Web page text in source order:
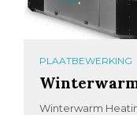
PLAATBEWERKING
Winterwarm